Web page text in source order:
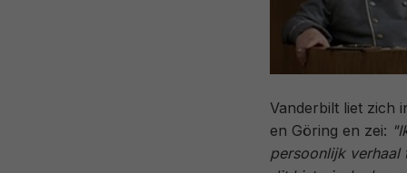
Vanderbilt liet zich
en Göring en zei:
persoonlijk verhaal